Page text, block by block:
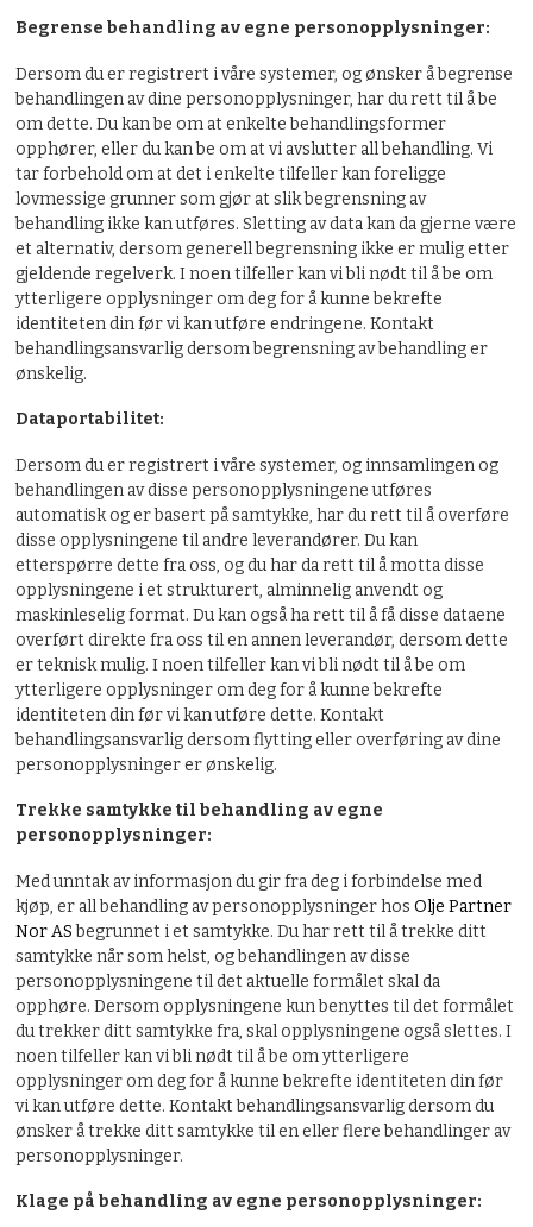
Begrense behandling av egne personopplysninger:
Dersom du er registrert i våre systemer, og ønsker å begrense
behandlingen av dine personopplysninger, har du rett til å be
om dette. Du kan be om at enkelte behandlingsformer
opphører, eller du kan be om at vi avslutter all behandling. Vi
tar forbehold om at det i enkelte tilfeller kan foreligge
lovmessige grunner som gjør at slik begrensning av
behandling ikke kan utføres. Sletting av data kan da gjerne være
et alternativ, dersom generell begrensning ikke er mulig etter
gjeldende regelverk. I noen tilfeller kan vi bli nødt til å be om
ytterligere opplysninger om deg for å kunne bekrefte
identiteten din før vi kan utføre endringene. Kontakt
behandlingsansvarlig dersom begrensning av behandling er
ønskelig.
Dataportabilitet:
Dersom du er registrert i våre systemer, og innsamlingen og
behandlingen av disse personopplysningene utføres
automatisk og er basert på samtykke, har du rett til å overføre
disse opplysningene til andre leverandører. Du kan
etterspørre dette fra oss, og du har da rett til å motta disse
opplysningene i et strukturert, alminnelig anvendt og
maskinleselig format. Du kan også ha rett til å få disse dataene
overført direkte fra oss til en annen leverandør, dersom dette
er teknisk mulig. I noen tilfeller kan vi bli nødt til å be om
ytterligere opplysninger om deg for å kunne bekrefte
identiteten din før vi kan utføre dette. Kontakt
behandlingsansvarlig dersom flytting eller overføring av dine
personopplysninger er ønskelig.
Trekke samtykke til behandling av egne
personopplysninger:
Med unntak av informasjon du gir fra deg i forbindelse med
kjøp, er all behandling av personopplysninger hosOlje Partner
Nor ASbegrunnet i et samtykke. Du har rett til å trekke ditt
samtykke når som helst, og behandlingen av disse
personopplysningene til det aktuelle formålet skal da
opphøre. Dersom opplysningene kun benyttes til det formålet
du trekker ditt samtykke fra, skal opplysningene også slettes. I
noen tilfeller kan vi bli nødt til å be om ytterligere
opplysninger om deg for å kunne bekrefte identiteten din før
vi kan utføre dette. Kontakt behandlingsansvarlig dersom du
ønsker å trekke ditt samtykke til en eller flere behandlinger av
personopplysninger.
Klage på behandling av egne personopplysninger: